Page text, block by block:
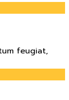
feugiat,